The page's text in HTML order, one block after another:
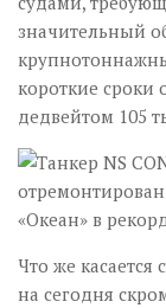
значительный
короткие сроки
дедвейтом 105
Что же
на сегодня